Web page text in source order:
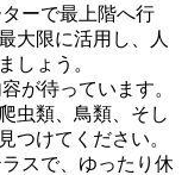
ーで最上階へ行
大限に活用し、人
しょう。
が待っています。
虫類、鳥類、そし
つけてください。
スで、ゆったり休